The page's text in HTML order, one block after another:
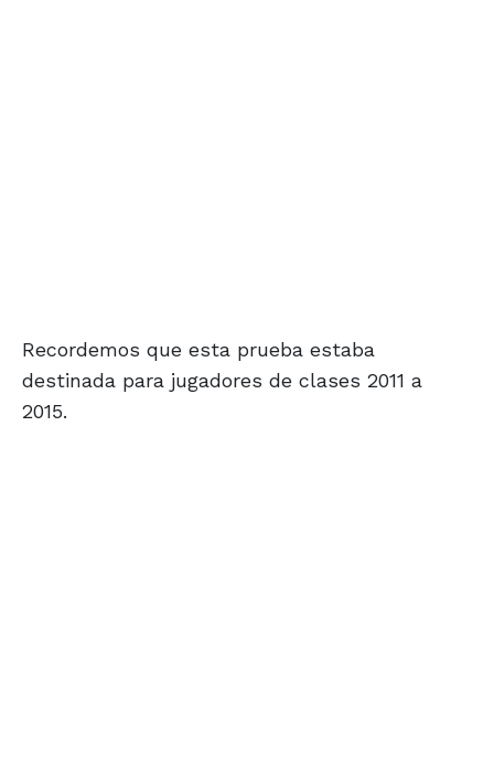
Recordemos que esta prueba estaba
destinada para jugadores de clases 2011 a
2015.